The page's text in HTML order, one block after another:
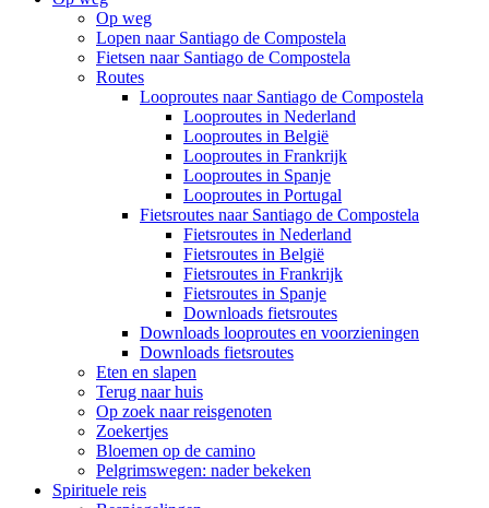
Op weg
Lopen naar Santiago de Compostela
Fietsen naar Santiago de Compostela
Routes
Looproutes naar Santiago de Compostela
Looproutes in Nederland
Looproutes in België
Looproutes in Frankrijk
Looproutes in Spanje
Looproutes in Portugal
Fietsroutes naar Santiago de Compostela
Fietsroutes in Nederland
Fietsroutes in België
Fietsroutes in Frankrijk
Fietsroutes in Spanje
Downloads fietsroutes
Downloads looproutes en voorzieningen
Downloads fietsroutes
Eten en slapen
Terug naar huis
Op zoek naar reisgenoten
Zoekertjes
Bloemen op de camino
Pelgrimswegen: nader bekeken
Spirituele reis